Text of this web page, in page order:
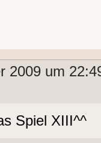
2009 um
Spiel XIII^^